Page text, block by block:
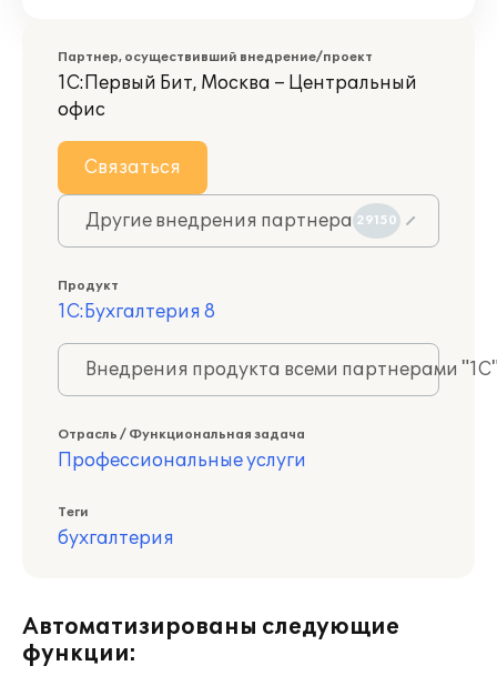
Партнер, осуществивший внедрение/проект
1С:Первый Бит, Москва – Центральный
офис
Связаться
Другие внедрения партнера 29150
Продукт
1С:Бухгалтерия 8
Внедрения продукта всеми партнерами
Отрасль / Функциональная задача
Профессиональные услуги
Теги
бухгалтерия
Автоматизированы следующие
функции: